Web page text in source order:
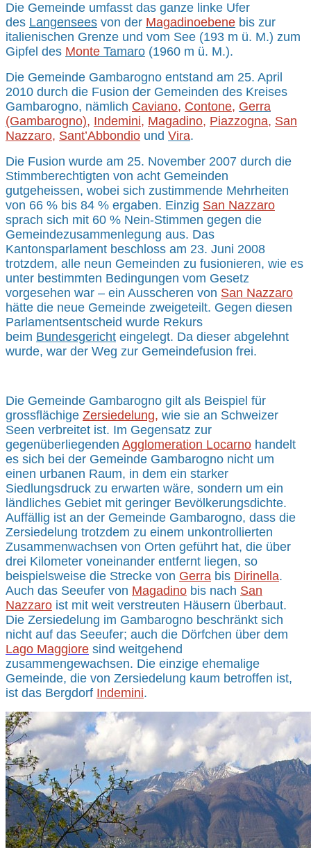
Die Gemeinde umfasst das ganze linke Ufer
des Langensees von der Magadinoebene bis zur
italienischen Grenze und vom See (193 m ü. M.) zum
Gipfel des Monte Tamaro (1960 m ü. M.).
Die Gemeinde Gambarogno entstand am 25. April
2010 durch die Fusion der Gemeinden des Kreises
Gambarogno, nämlich Caviano, Contone, Gerra
(Gambarogno), Indemini, Magadino, Piazzogna, San
Nazzaro, Sant’Abbondio und Vira.
Die Fusion wurde am 25. November 2007 durch die
Stimmberechtigten von acht Gemeinden
gutgeheissen, wobei sich zustimmende Mehrheiten
von 66 % bis 84 % ergaben. Einzig San Nazzaro
sprach sich mit 60 % Nein-Stimmen gegen die
Gemeindezusammenlegung aus. Das
Kantonsparlament beschloss am 23. Juni 2008
trotzdem, alle neun Gemeinden zu fusionieren, wie es
unter bestimmten Bedingungen vom Gesetz
vorgesehen war – ein Ausscheren von San Nazzaro
hätte die neue Gemeinde zweigeteilt. Gegen diesen
Parlamentsentscheid wurde Rekurs
beim Bundesgericht eingelegt. Da dieser abgelehnt
wurde, war der Weg zur Gemeindefusion frei.
Die Gemeinde Gambarogno gilt als Beispiel für
grossflächige Zersiedelung, wie sie an Schweizer
Seen verbreitet ist. Im Gegensatz zur
gegenüberliegenden Agglomeration Locarno handelt
es sich bei der Gemeinde Gambarogno nicht um
einen urbanen Raum, in dem ein starker
Siedlungsdruck zu erwarten wäre, sondern um ein
ländliches Gebiet mit geringer Bevölkerungsdichte.
Auffällig ist an der Gemeinde Gambarogno, dass die
Zersiedelung trotzdem zu einem unkontrollierten
Zusammenwachsen von Orten geführt hat, die über
drei Kilometer voneinander entfernt liegen, so
beispielsweise die Strecke von Gerra bis Dirinella.
Auch das Seeufer von Magadino bis nach San
Nazzaro ist mit weit verstreuten Häusern überbaut.
Die Zersiedelung im Gambarogno beschränkt sich
nicht auf das Seeufer; auch die Dörfchen über dem
Lago Maggiore sind weitgehend
zusammengewachsen. Die einzige ehemalige
Gemeinde, die von Zersiedelung kaum betroffen ist,
ist das Bergdorf Indemini.